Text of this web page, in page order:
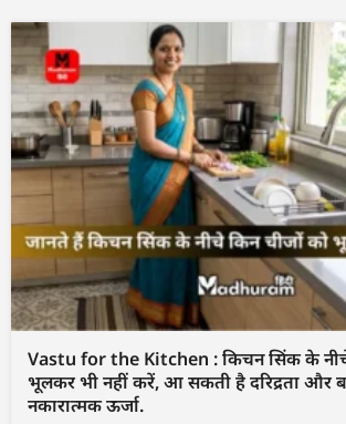
Vastu for the Kitchen : किचन सिंक के
भूलकर भी नहीं करें, आ सकती है दरिद्रता और
नकारात्मक ऊर्जा.